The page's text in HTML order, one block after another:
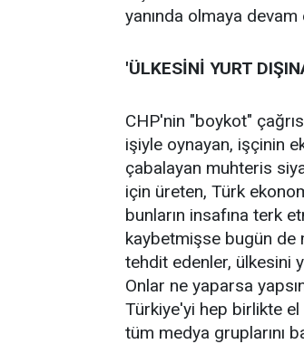
yanında olmaya
'ÜLKESİNİ YURT
CHP'nin "boykot"
işiyle oynayan, işçinin
çabalayan muhteris
için üreten, Türk
bunların insafına terk
kaybetmişse bugün de
tehdit edenler, ülkesini
Onlar ne yaparsa
Türkiye'yi hep birlikte
tüm medya gruplarını